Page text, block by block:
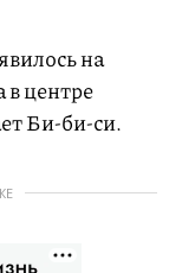
на
в центре
Би-би-си.